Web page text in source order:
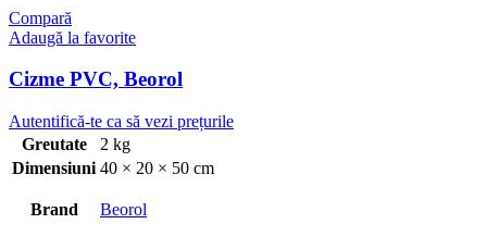
Compară
Adaugă la favorite
Cizme PVC, Beorol
Greutate
2 kg
Dimensiuni 40 × 20 × 50 cm
Brand Beorol